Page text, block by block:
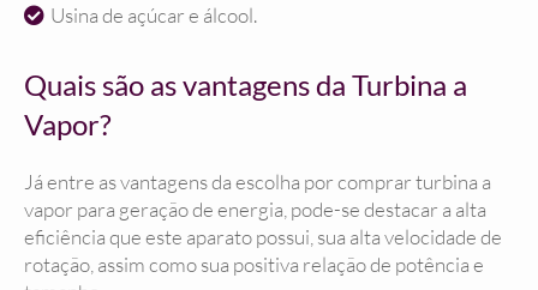
Usina de açúcar e álcool.
Quais são as vantagens da Turbina a
Vapor?
Já entre as vantagens da escolha por comprar turbina a
vapor para geração de energia, pode-se destacar a alta
eficiência que este aparato possui, sua alta velocidade de
rotação, assim como sua positiva relação de potência e